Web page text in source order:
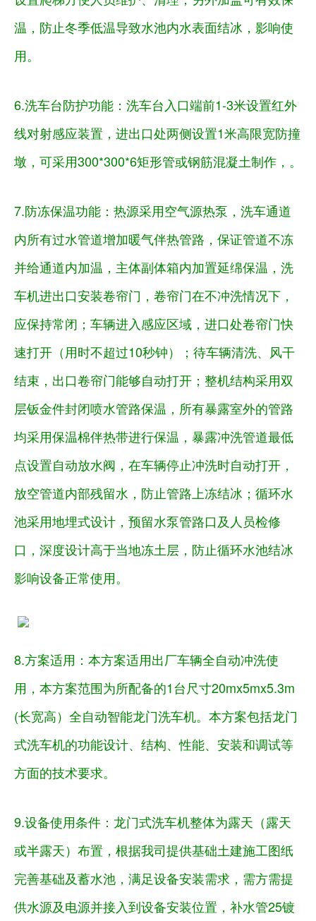
温，防止冬季低温导致水池内水表面结冰，影响使
用。
6.洗车台防护功能： 洗车台入口端前1-3米设置红外
线对射感应装置，进出口处两侧设置1米高限宽防撞
墩，可采用300*300*6矩形管或钢筋混凝土制作，。
7.防冻保温功能 ： 热源采用空气源热泵，洗车通道
内所有过水管道增加暖气伴热管路，保证管道不冻
并给通道内加温，主体副体箱内加置延绵保温， 洗
车机进出口安装卷帘门，卷帘门在不冲洗情况下，
应保持常闭；车辆进入感应区域，进口处卷帘门快
速打开（用时不超过10秒钟）；待车辆清洗、风干
结束，出口卷帘门能够自动打开；整机结构采用双
层钣金件封闭喷水管路保温，所有暴露室外的管路
均采用保温棉伴热带进行保温，暴露冲洗管道最低
点设置自动放水阀，在车辆停止冲洗时自动打开，
放空管道内部残留水，防止管路上冻结冰；循环水
池采用地埋式设计，预留水泵管路口及人员检修
口，深度设计高于当地冻土层，防止循环水池结冰
影响设备正常使用。
8.方案适用： 本方案适用出厂车辆全自动冲洗使
用，本方案范围为所配备的1台尺寸20mx5mx5.3m
(长宽高）全自动智能龙门洗车机。本方案包括龙门
式洗车机的功能设计、结构、性能、安装和调试等
方面的技术要求。
9.设备使用条件： 龙门式洗车机整体为露天（露天
或半露天）布置，根据我司提供基础土建施工图纸
完善基础及蓄水池，满足设备安装需求，需方需提
供水源及电源并接入到设备安装位置，补水管25镀